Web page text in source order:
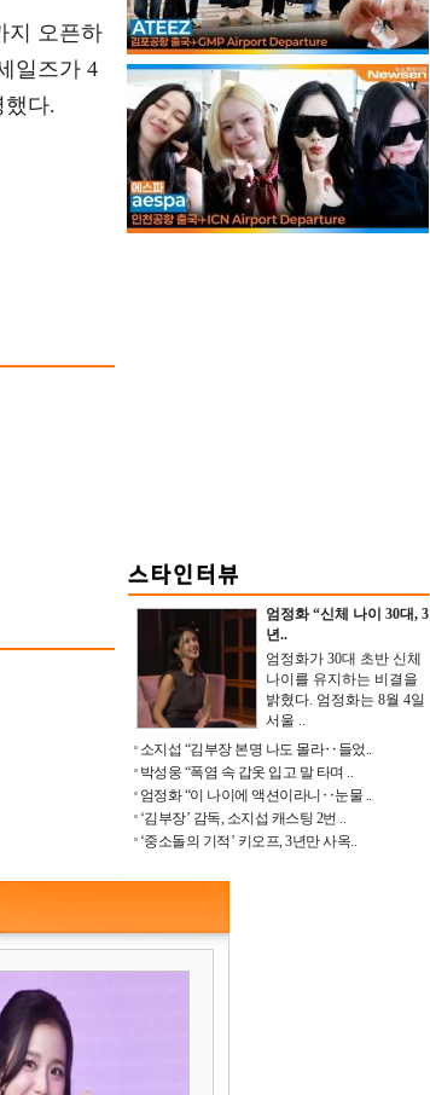
지 오픈하
일즈가 4
했다.
엄정화 “신체 나이 30대, 3
년..
엄정화가 30대 초반 신체
나이를 유지하는 비결을
밝혔다. 엄정화는 8월 4일
서울 ..
소지섭 “김부장 본명 나도 몰라‥들었..
박성웅 “폭염 속 갑옷 입고 말 타며 ..
엄정화 “이 나이에 액션이라니‥눈물 ..
‘김부장’ 감독, 소지섭 캐스팅 2번 ..
‘중소돌의 기적’ 키오프, 3년만 사옥..